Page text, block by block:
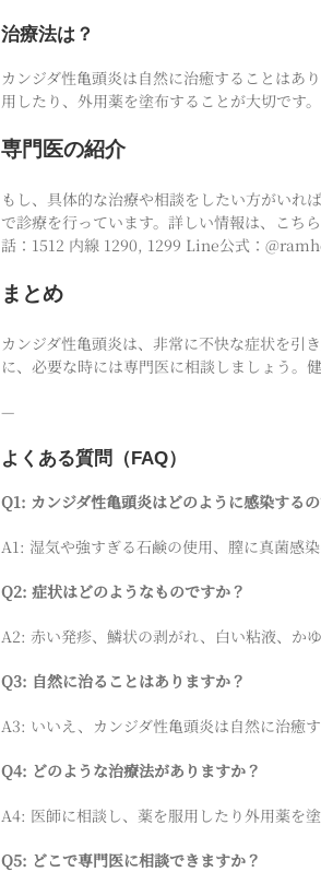
治療法は？
カンジダ性亀頭炎は自然に治癒することはあ
用したり、外用薬を塗布することが大切です
専門医の紹介
もし、具体的な治療や相談をしたい方がいれ
で診療を行っています。詳しい情報は、こ
話：1512 内線 1290, 1299 Line公式：
まとめ
カンジダ性亀頭炎は、非常に不快な症状を引
に、必要な時には専門医に相談しましょう。
—
よくある質問（FAQ）
Q1: カンジダ性亀頭炎はどのように感染する
A1: 湿気や強すぎる石鹸の使用、膣に真菌感
Q2: 症状はどのようなものですか？
A2: 赤い発疹、鱗状の剥がれ、白い粘液、か
Q3: 自然に治ることはありますか？
A3: いいえ、カンジダ性亀頭炎は自然に治癒
Q4: どのような治療法がありますか？
A4: 医師に相談し、薬を服用したり外用薬を
Q5: どこで専門医に相談できますか？